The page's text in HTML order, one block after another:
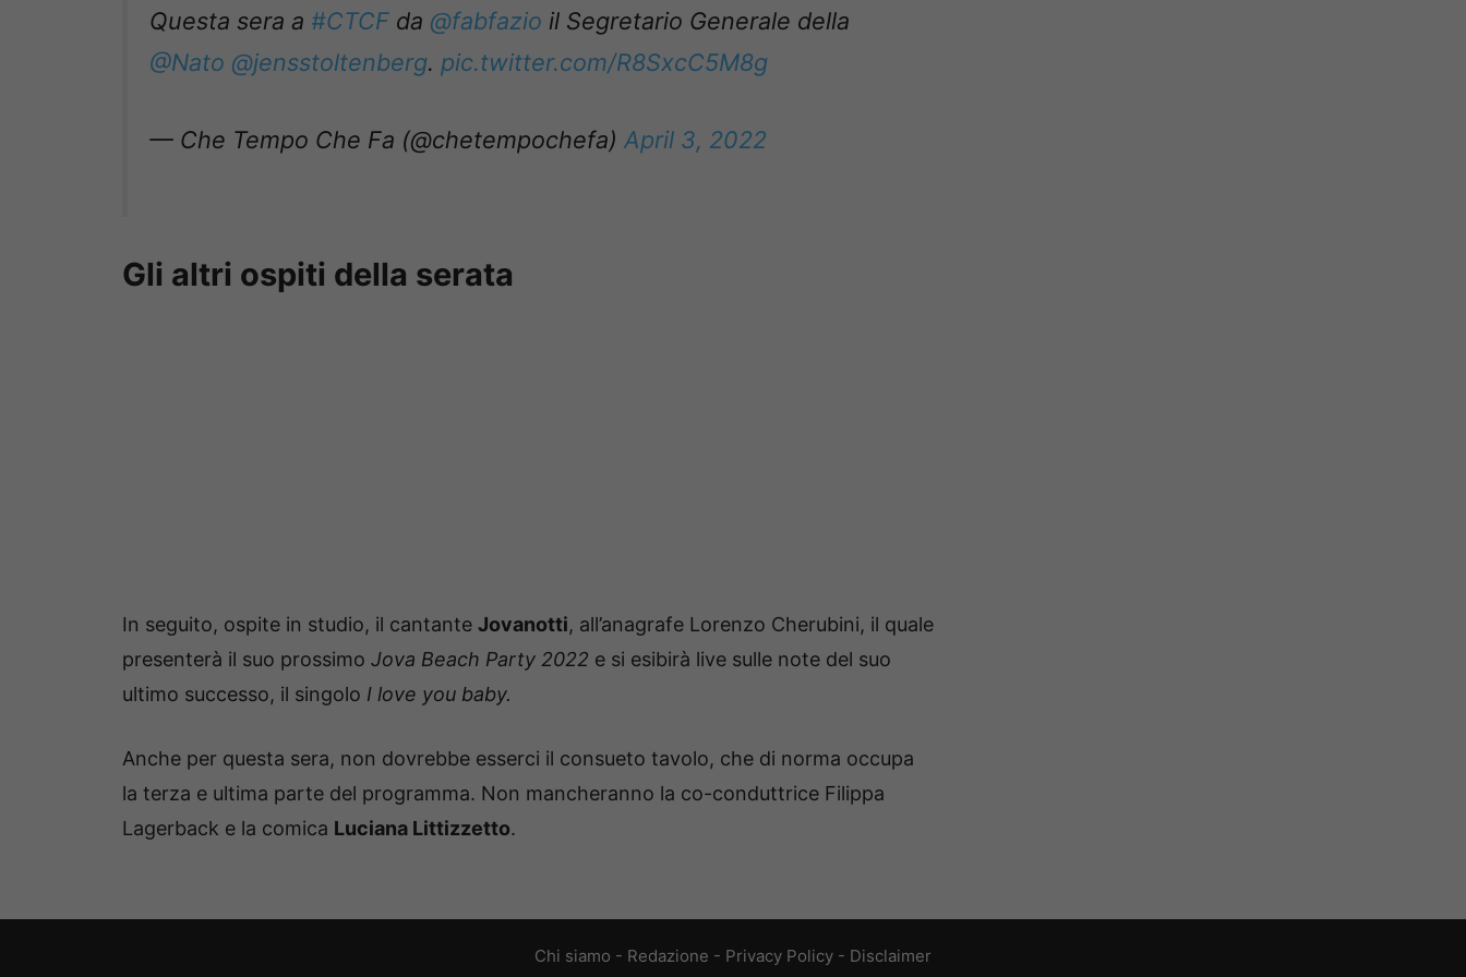
Questa sera a #CTCF da @fabfazio il Segretario Generale della
@Nato @jensstoltenberg pic.twitter.com/R8SxcC5M8g
— Che Tempo Che Fa (@chetempochefa) April 3, 2022
Gli altri ospiti della serata
In seguito, ospite in studio, il cantante Jovanotti , all’anagrafe Lorenzo Cherubini, il quale
presenterà il suo prossimo
Jova Beach Party 2022 e si esibirà live sulle note del suo
ultimo successo, il singolo
I love you baby.
Anche per questa sera, non dovrebbe esserci il consueto tavolo, che di norma occupa
la terza e ultima parte del programma. Non mancheranno la co-conduttrice Filippa
Lagerback e la comica Luciana Littizzetto